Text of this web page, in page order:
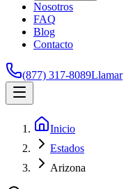
Nosotros
FAQ
Blog
Contacto
(877) 317-8089Llamar
Inicio
Estados
Arizona